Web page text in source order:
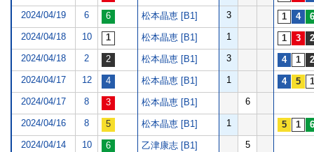
2024/04/19 6 松本晶恵 [B1] 3
2024/04/18 10 松本晶恵 [B1] 1
2024/04/18 2 松本晶恵 [B1] 3
2024/04/17 12 松本晶恵 [B1] 1
2024/04/17 8 松本晶恵 [B1] 6
2024/04/16 8 松本晶恵 [B1] 1
2024/04/14 10 乙津康志 [B1] 5